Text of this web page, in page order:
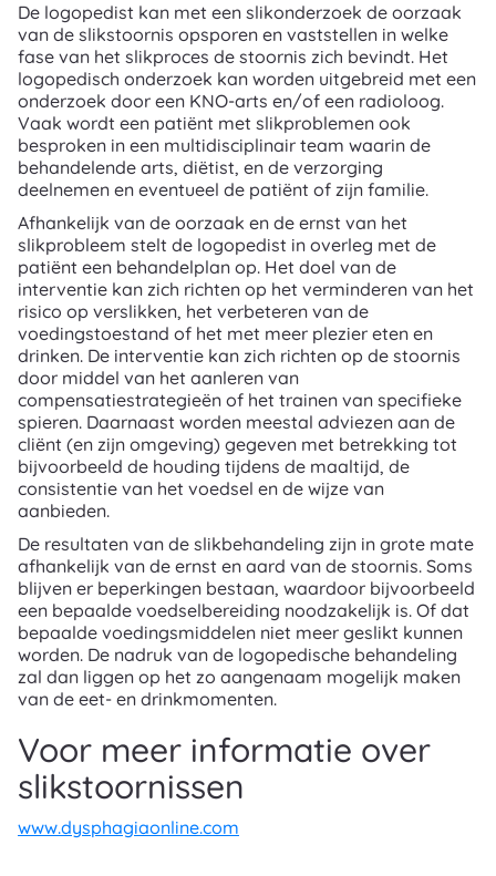
De logopedist kan met een slikonderzoek de oorzaak
van de slikstoornis opsporen en vaststellen in welke
fase van het slikproces de stoornis zich bevindt. Het
logopedisch onderzoek kan worden uitgebreid met een
onderzoek door een KNO-arts en/of een radioloog.
Vaak wordt een patiënt met slikproblemen ook
besproken in een multidisciplinair team waarin de
behandelende arts, diëtist, en de verzorging
deelnemen en eventueel de patiënt of zijn familie.
Afhankelijk van de oorzaak en de ernst van het
slikprobleem stelt de logopedist in overleg met de
patiënt een behandelplan op. Het doel van de
interventie kan zich richten op het verminderen van het
risico op verslikken, het verbeteren van de
voedingstoestand of het met meer plezier eten en
drinken. De interventie kan zich richten op de stoornis
door middel van het aanleren van
compensatiestrategieën of het trainen van specifieke
spieren. Daarnaast worden meestal adviezen aan de
cliënt (en zijn omgeving) gegeven met betrekking tot
bijvoorbeeld de houding tijdens de maaltijd, de
consistentie van het voedsel en de wijze van
aanbieden.
De resultaten van de slikbehandeling zijn in grote mate
afhankelijk van de ernst en aard van de stoornis. Soms
blijven er beperkingen bestaan, waardoor bijvoorbeeld
een bepaalde voedselbereiding noodzakelijk is. Of dat
bepaalde voedingsmiddelen niet meer geslikt kunnen
worden. De nadruk van de logopedische behandeling
zal dan liggen op het zo aangenaam mogelijk maken
van de eet- en drinkmomenten.
Voor meer informatie over
slikstoornissen
www.dysphagiaonline.com